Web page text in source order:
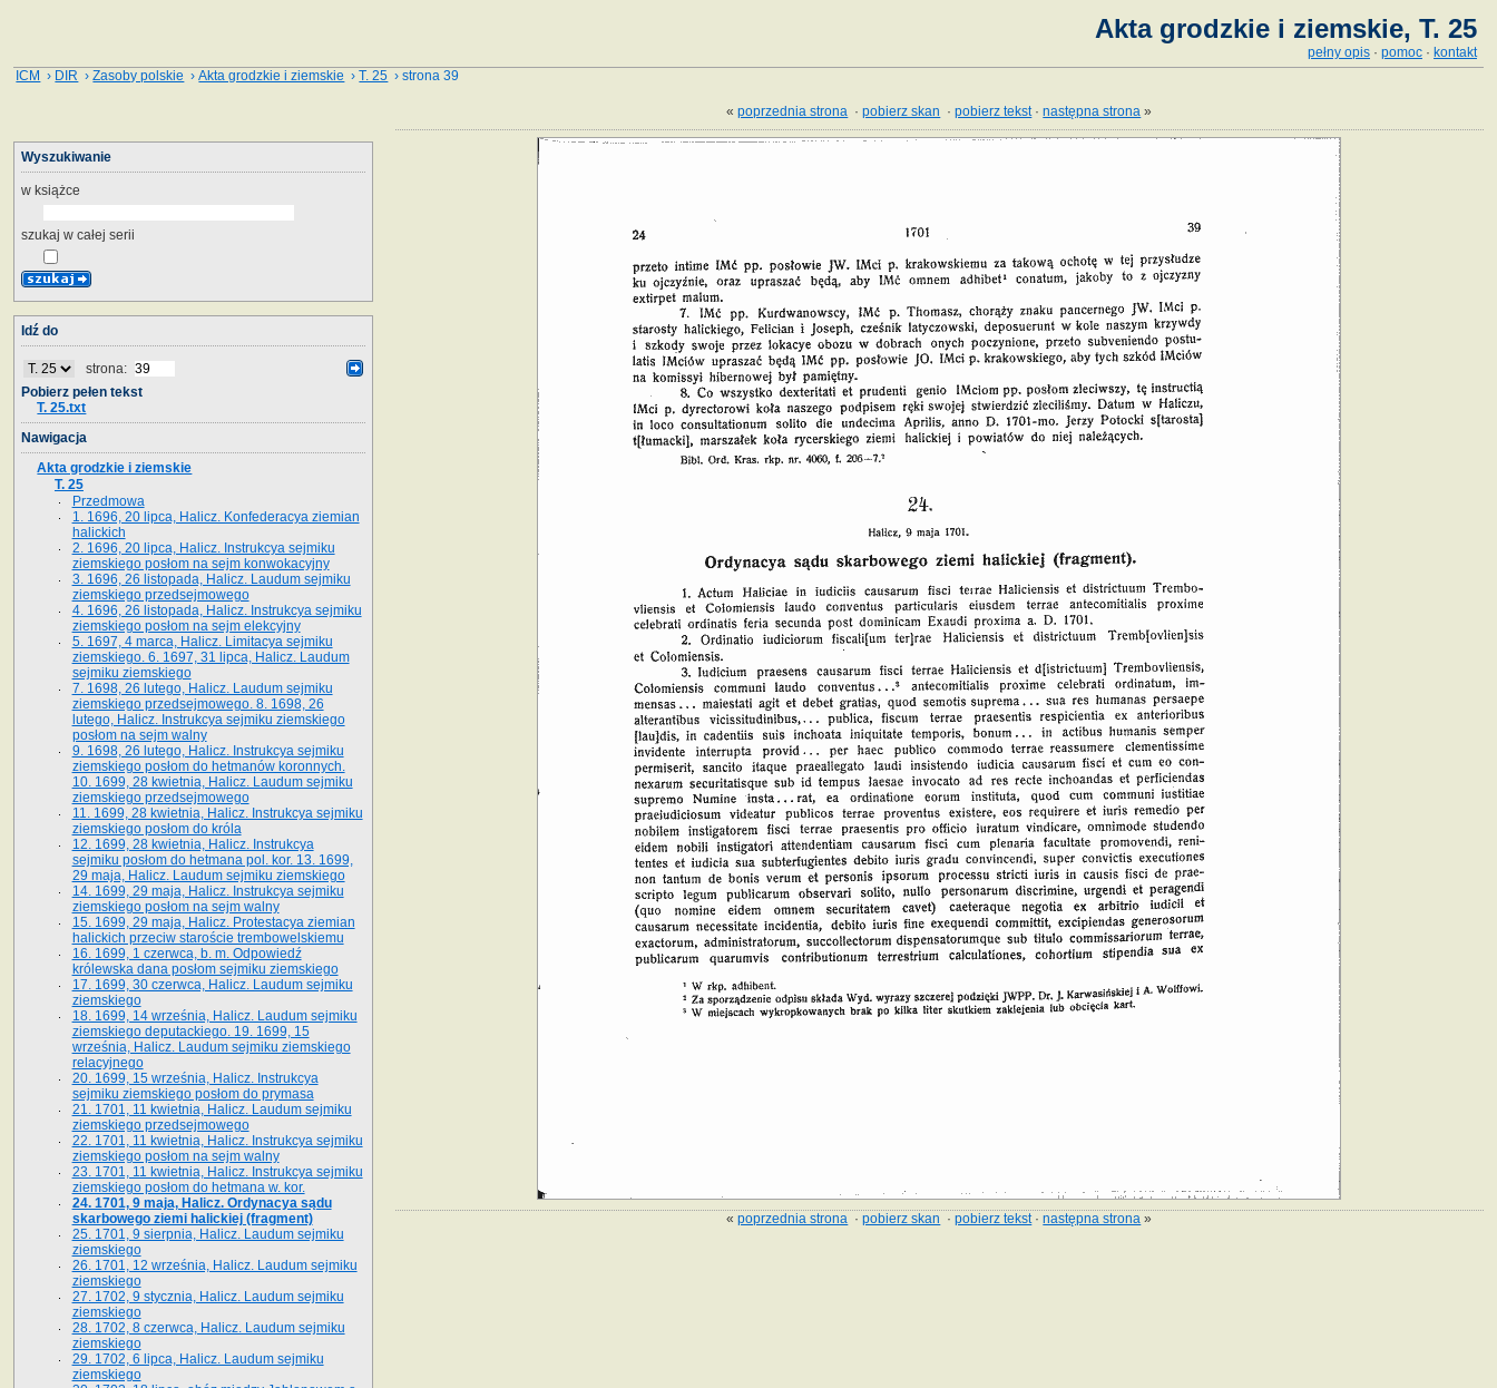
Akta grodzkie i ziemskie, T. 25
pełny opis · pomoc · kontakt
ICM › DIR ›Zasoby polskie ›Akta grodzkie i ziemskie ›T. 25 › strona 39
«poprzednia strona ·pobierz skan ·pobierz tekst·następna strona »
«poprzednia strona ·pobierz skan ·pobierz tekst·następna strona »
Wyszukiwanie
w książce
szukaj w całej serii
Idź do
strona:
Pobierz pełen tekst
T. 25.txt
Nawigacja
Akta grodzkie i ziemskie
T. 25
Przedmowa
1. 1696, 20 lipca, Halicz. Konfederacya ziemian
halickich
2. 1696, 20 lipca, Halicz. Instrukcya sejmiku
ziemskiego posłom na sejm konwokacyjny
3. 1696, 26 listopada, Halicz. Laudum sejmiku
ziemskiego przedsejmowego
4. 1696, 26 listopada, Halicz. Instrukcya sejmiku
ziemskiego posłom na sejm elekcyjny
5. 1697, 4 marca, Halicz. Limitacya sejmiku
ziemskiego. 6. 1697, 31 lipca, Halicz. Laudum
sejmiku ziemskiego
7. 1698, 26 lutego, Halicz. Laudum sejmiku
ziemskiego przedsejmowego. 8. 1698, 26
lutego, Halicz. Instrukcya sejmiku ziemskiego
posłom na sejm walny
9. 1698, 26 lutego, Halicz. Instrukcya sejmiku
ziemskiego posłom do hetmanów koronnych.
10. 1699, 28 kwietnia, Halicz. Laudum sejmiku
ziemskiego przedsejmowego
11. 1699, 28 kwietnia, Halicz. Instrukcya sejmiku
ziemskiego posłom do króla
12. 1699, 28 kwietnia, Halicz. Instrukcya
sejmiku posłom do hetmana pol. kor. 13. 1699,
29 maja, Halicz. Laudum sejmiku ziemskiego
14. 1699, 29 maja, Halicz. Instrukcya sejmiku
ziemskiego posłom na sejm walny
15. 1699, 29 maja, Halicz. Protestacya ziemian
halickich przeciw staroście trembowelskiemu
16. 1699, 1 czerwca, b. m. Odpowiedź
królewska dana posłom sejmiku ziemskiego
17. 1699, 30 czerwca, Halicz. Laudum sejmiku
ziemskiego
18. 1699, 14 września, Halicz. Laudum sejmiku
ziemskiego deputackiego. 19. 1699, 15
września, Halicz. Laudum sejmiku ziemskiego
relacyjnego
20. 1699, 15 września, Halicz. Instrukcya
sejmiku ziemskiego posłom do prymasa
21. 1701, 11 kwietnia, Halicz. Laudum sejmiku
ziemskiego przedsejmowego
22. 1701, 11 kwietnia, Halicz. Instrukcya sejmiku
ziemskiego posłom na sejm walny
23. 1701, 11 kwietnia, Halicz. Instrukcya sejmiku
ziemskiego posłom do hetmana w. kor.
24. 1701, 9 maja, Halicz. Ordynacya sądu
skarbowego ziemi halickiej (fragment)
25. 1701, 9 sierpnia, Halicz. Laudum sejmiku
ziemskiego
26. 1701, 12 września, Halicz. Laudum sejmiku
ziemskiego
27. 1702, 9 stycznia, Halicz. Laudum sejmiku
ziemskiego
28. 1702, 8 czerwca, Halicz. Laudum sejmiku
ziemskiego
29. 1702, 6 lipca, Halicz. Laudum sejmiku
ziemskiego